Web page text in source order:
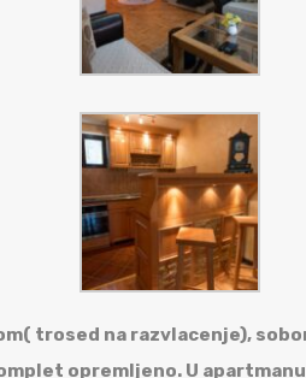
trosed na razvlacenje),
opremljeno. U